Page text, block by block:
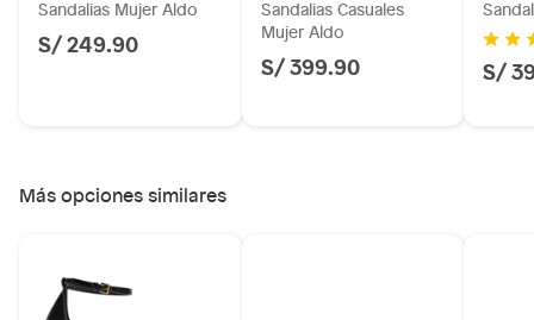
Sandalias Mujer Aldo
S/ 249.90
Sandalias Casuales
Mujer Aldo
S/ 399.90 S/
Más opciones similares